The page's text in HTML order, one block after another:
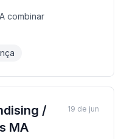
A combinar
/
MA
19 de jun